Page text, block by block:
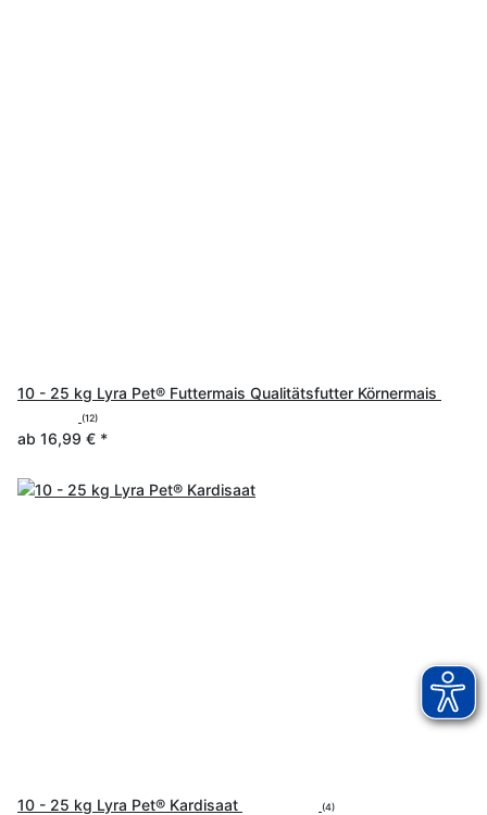
10 - 25 kg Lyra Pet® Futtermais Qualitätsfutter Körnermais
(12)
ab 16,99 € *
10 - 25 kg Lyra Pet® Kardisaat (4)